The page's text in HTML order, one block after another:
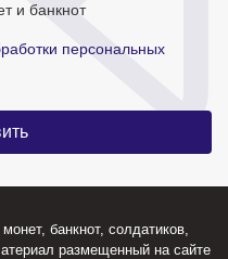
и банкнот
персональных
банкнот, солдатиков,
размещенный на сайте